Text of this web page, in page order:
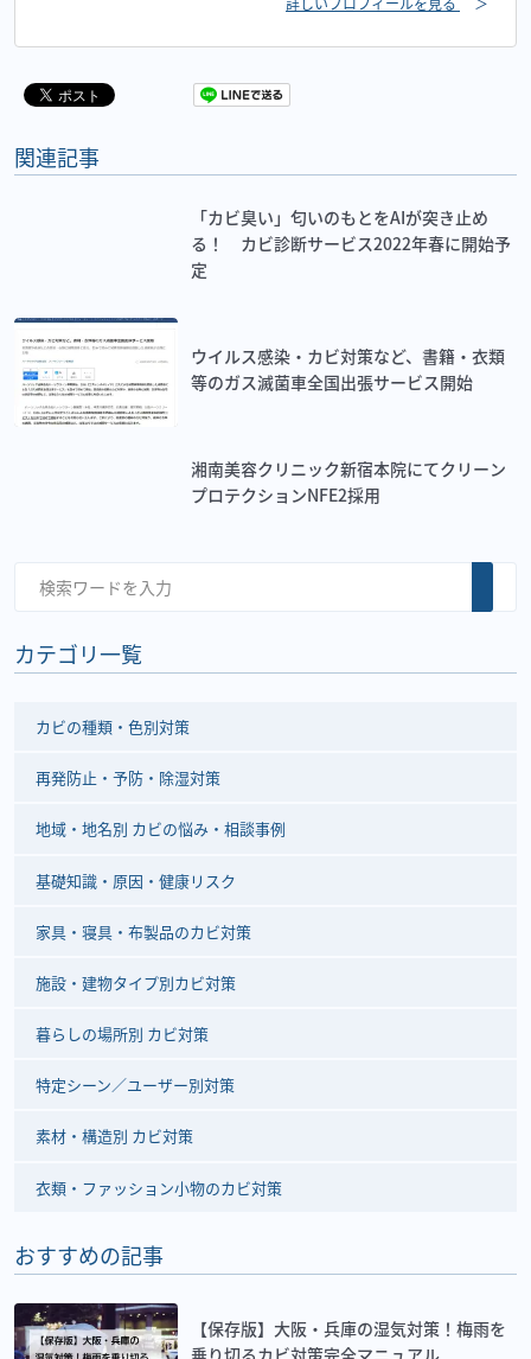
関連記事
「カビ臭い」匂いのもとをAIが突き止め
る！ カビ診断サービス2022年春に開始予
定
ウイルス感染・カビ対策など、書籍・衣類
等のガス滅菌車全国出張サービス開始
湘南美容クリニック新宿本院にてクリーン
プロテクションNFE2採用
カテゴリ一覧
カビの種類・色別対策
再発防止・予防・除湿対策
地域・地名別 カビの悩み・相談事例
基礎知識・原因・健康リスク
家具・寝具・布製品のカビ対策
施設・建物タイプ別カビ対策
暮らしの場所別 カビ対策
特定シーン／ユーザー別対策
素材・構造別 カビ対策
衣類・ファッション小物のカビ対策
おすすめの記事
【保存版】大阪・兵庫の湿気対策！梅雨を
乗り切るカビ対策完全マニュアル